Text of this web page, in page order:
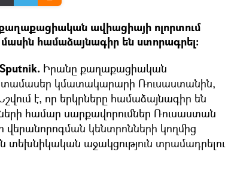
ավիացիայի ոլորտում
համաձայնագիր են ստորագրել:
Իրանը քաղաքացիական
կմատակարարի Ռուսաստանին,
է, որ երկրները համաձայնագիր են
համար սարքավորումներ Ռուսաստան
կենտրոնների կողմից
տեխնիկական աջակցություն տրամադրելու